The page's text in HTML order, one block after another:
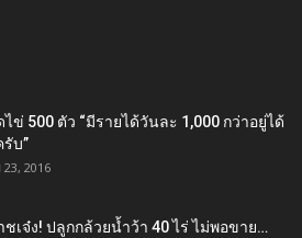
ไข่ 500 ตัว “มีรายได้วันละ 1,000 กว่าอยู่ได้
บ”
2016
เจ๋ง! ปลูกกล้วยน้ำว้า 40 ไร่ ไม่พอขาย…